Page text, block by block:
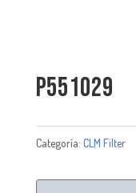
P551029
Categoría: CLM Filter